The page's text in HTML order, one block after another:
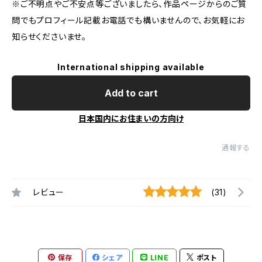
※ご不明点やご不安点等ございましたら、作品ページからのご質
問でもプロフィール記載お電話でも構いませんので、お気軽にお
知らせくださいませ。
International shipping available
Add to cart
日本国内にお住まいの方向け
通報する
レビュー (31)
保存 シェア LINE ポスト